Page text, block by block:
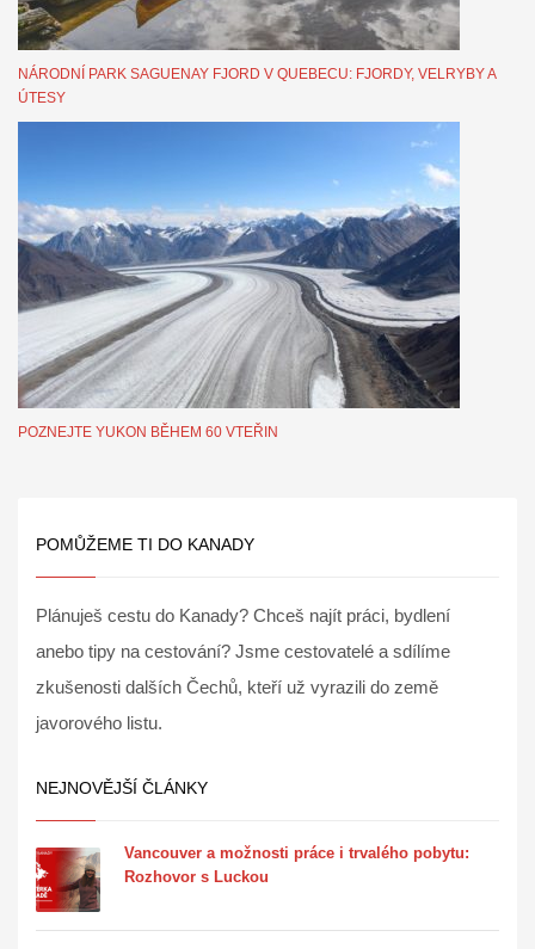
NÁRODNÍ PARK SAGUENAY FJORD V QUEBECU: FJORDY, VELRYBY A
ÚTESY
POZNEJTE YUKON BĚHEM 60 VTEŘIN
POMŮŽEME TI DO KANADY
Plánuješ cestu do Kanady? Chceš najít práci, bydlení
anebo tipy na cestování? Jsme cestovatelé a sdílíme
zkušenosti dalších Čechů, kteří už vyrazili do země
javorového listu.
NEJNOVĚJŠÍ ČLÁNKY
Vancouver a možnosti práce i trvalého pobytu:
Rozhovor s Luckou